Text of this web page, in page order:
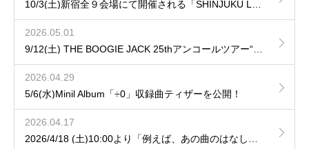
2026.05.01
2026.04.29
5/6(水)Minil Album「÷0」収録曲ティザーを公開！
2026.04.17